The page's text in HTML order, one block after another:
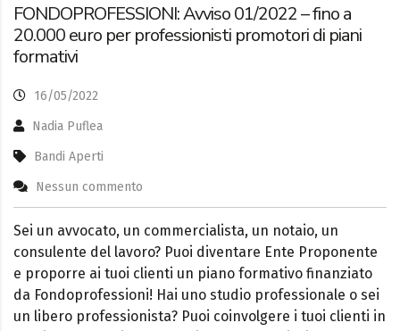
FONDOPROFESSIONI: Avviso 01/2022 – fino a
20.000 euro per professionisti promotori di piani
formativi
16/05/2022
Nadia Puflea
Bandi Aperti
Nessun commento
Sei un avvocato, un commercialista, un notaio, un
consulente del lavoro? Puoi diventare Ente Proponente
e proporre ai tuoi clienti un piano formativo finanziato
da Fondoprofessioni! Hai uno studio professionale o sei
un libero professionista? Puoi coinvolgere i tuoi clienti in